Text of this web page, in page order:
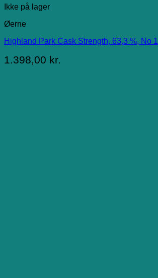
Ikke på lager
Øerne
Highland Park Cask Strength, 63,3 %, No 1
1.398,00 kr.